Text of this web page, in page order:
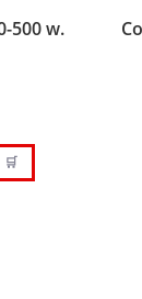
500 w.